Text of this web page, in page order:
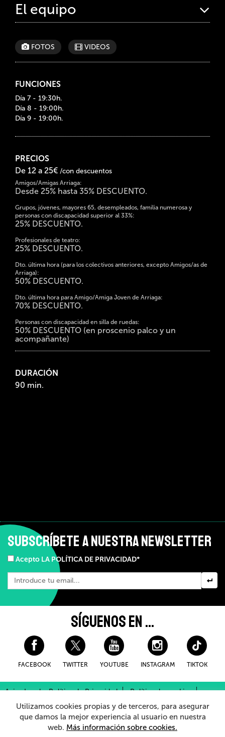
El equipo
FOTOS VIDEOS
FUNCIONES
Día 7 - 19:30h.
Día 8 - 19:00h.
Día 9 - 19:00h.
PRECIOS
De 12 a 25€ /con descuentos
Amigos/Amigas Arriaga:
Desde 25% hasta 35% DESCUENTO.
Grupos, jóvenes, mayores 65, desempleados, familia numerosa y
personas con discapacidad superior al 33%:
25% DESCUENTO.
Profesionales de teatro:
25% DESCUENTO.
Dto. última hora (para los colectivos anteriores, excepto Amigos/as de
Arriaga):
50% DESCUENTO.
Dto. última hora para Amigo/Amiga Joven de Arriaga:
70% DESCUENTO.
Personas con discapacidad en silla de ruedas:
50% DESCUENTO (en proscenio palco y un
acompañante)
DURACIÓN
90 min.
SUBSCRÍBETE A NUESTRA NEWSLETTER
Acepto LA POLÍTICA DE PRIVACIDAD*
SÍGUENOS EN ...
FACEBOOK TWITTER YOUTUBE INSTAGRAM TIKTOK
Aviso Legal y Política de Privacidad
Política de cookies
Condiciones Generales de Compra
Sistema Interno de Información
Utilizamos cookies propias y de terceros, para asegurar
que damos la mejor experiencia al usuario en nuestra
web. Más información sobre cookies.